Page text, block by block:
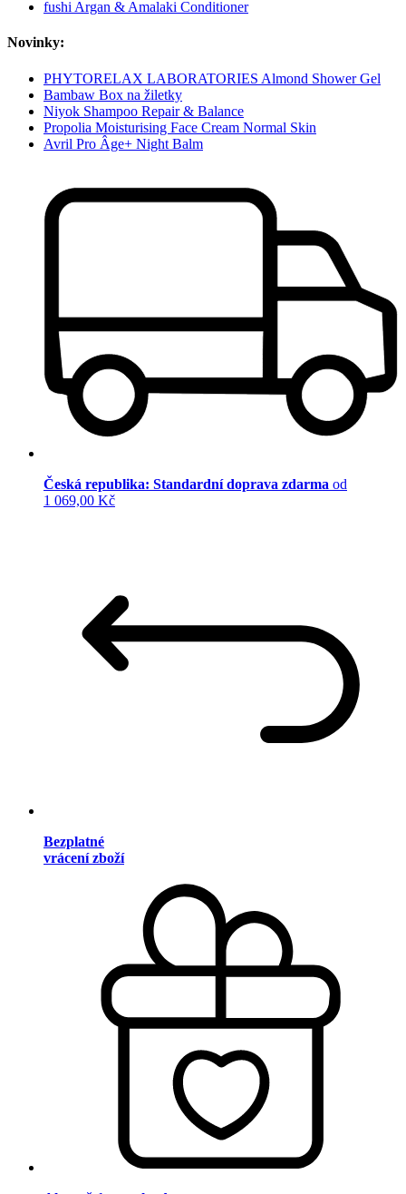
fushi Argan & Amalaki Conditioner
Novinky:
PHYTORELAX LABORATORIES Almond Shower Gel
Bambaw Box na žiletky
Niyok Shampoo Repair & Balance
Propolia Moisturising Face Cream Normal Skin
Avril Pro Âge+ Night Balm
Česká republika: Standardní doprava zdarma od
1 069,00 Kč
Bezplatné
vrácení zboží